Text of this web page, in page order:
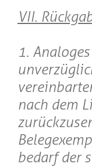
VII.
1.
nach dem
bedarf der